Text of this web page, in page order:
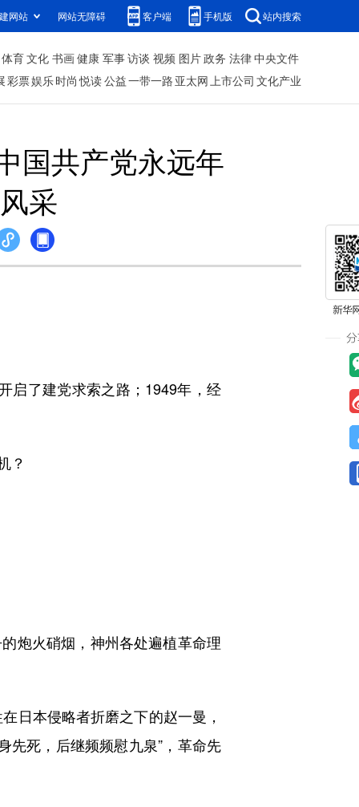
网站 网站无障碍 客户端 手机版 站内搜索
体育文化 书画健康 军事访谈 视频 图片政务 法律中央文件
彩票娱乐时尚 悦读公益一带一路 亚太网上市公司 文化产业
国共产党永远年
采
了建党求索之路；1949年，经
？
炮火硝烟，神州各处遍植革命理
本侵略者折磨之下的赵一曼，
死，后继频频慰九泉”，革命先